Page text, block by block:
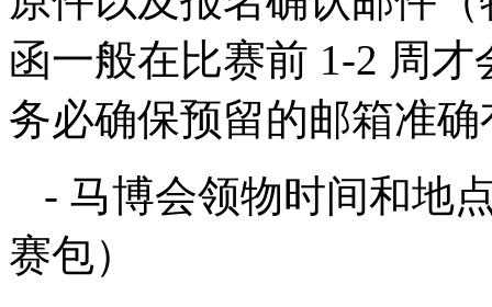
函一般在比赛前 1-2 周
务必确保预留的邮箱准
- 马博会领物时间和地
赛包）